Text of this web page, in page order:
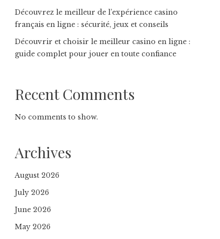
Découvrez le meilleur de l’expérience casino
français en ligne : sécurité, jeux et conseils
Découvrir et choisir le meilleur casino en ligne :
guide complet pour jouer en toute confiance
Recent Comments
No comments to show.
Archives
August 2026
July 2026
June 2026
May 2026